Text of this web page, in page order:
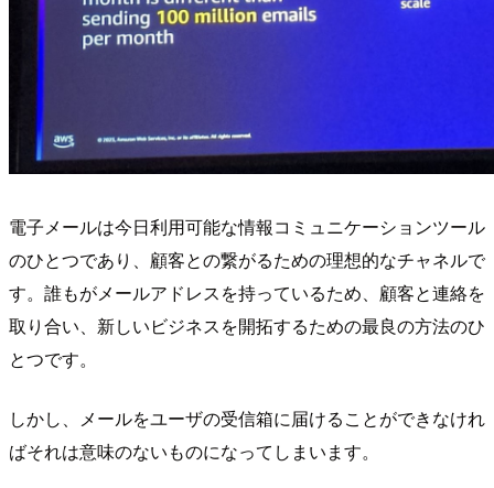
電子メールは今日利用可能な情報コミュニケーションツール
のひとつであり、顧客との繋がるための理想的なチャネルで
す。誰もがメールアドレスを持っているため、顧客と連絡を
取り合い、新しいビジネスを開拓するための最良の方法のひ
とつです。
しかし、メールをユーザの受信箱に届けることができなけれ
ばそれは意味のないものになってしまいます。